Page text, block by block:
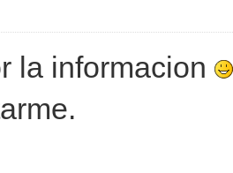
la informacion